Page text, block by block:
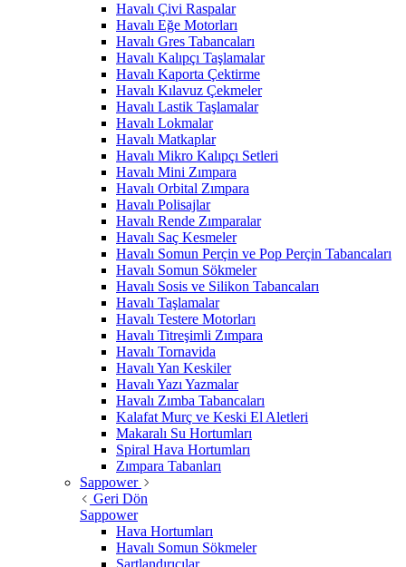
Havalı Çivi Raspalar
Havalı Eğe Motorları
Havalı Gres Tabancaları
Havalı Kalıpçı Taşlamalar
Havalı Kaporta Çektirme
Havalı Kılavuz Çekmeler
Havalı Lastik Taşlamalar
Havalı Lokmalar
Havalı Matkaplar
Havalı Mikro Kalıpçı Setleri
Havalı Mini Zımpara
Havalı Orbital Zımpara
Havalı Polisajlar
Havalı Rende Zımparalar
Havalı Saç Kesmeler
Havalı Somun Perçin ve Pop Perçin Tabancaları
Havalı Somun Sökmeler
Havalı Sosis ve Silikon Tabancaları
Havalı Taşlamalar
Havalı Testere Motorları
Havalı Titreşimli Zımpara
Havalı Tornavida
Havalı Yan Keskiler
Havalı Yazı Yazmalar
Havalı Zımba Tabancaları
Kalafat Murç ve Keski El Aletleri
Makaralı Su Hortumları
Spiral Hava Hortumları
Zımpara Tabanları
Sappower
Geri Dön
Sappower
Hava Hortumları
Havalı Somun Sökmeler
Şartlandırıcılar